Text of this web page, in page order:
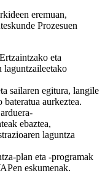
eremuan,
Prozesuen
eta
laguntzaileetako
sailaren egitura, langile
aurkeztea.
ebaztea,
laguntza
plan eta -programak
eskumenak.